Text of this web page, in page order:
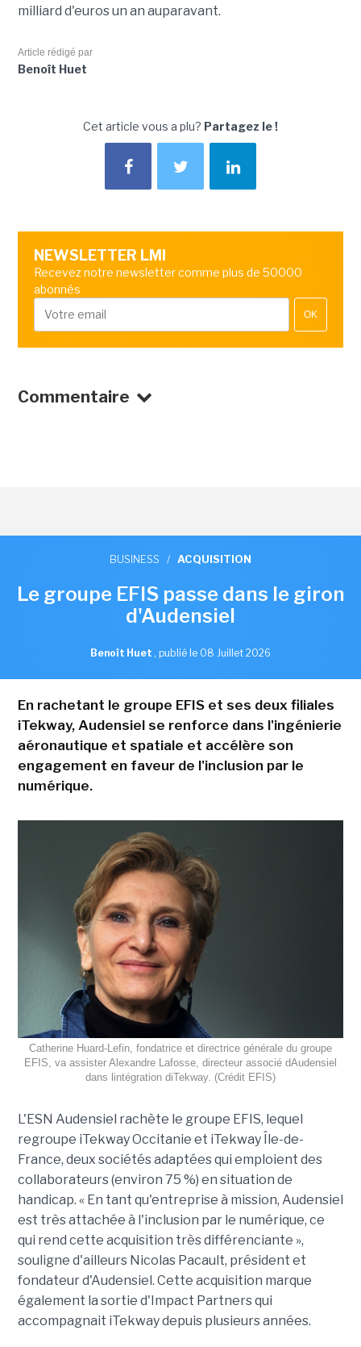
milliard d'euros un an auparavant.
Article rédigé par
Benoît Huet
Cet article vous a plu? Partagez le !
NEWSLETTER LMI
Recevez notre newsletter comme plus de 50000
abonnés
OK
Commentaire
BUSINESS / ACQUISITION
Le groupe EFIS passe dans le giron
d'Audensiel
Benoît Huet , publié le 08 Juillet 2026
En rachetant le groupe EFIS et ses deux filiales
iTekway, Audensiel se renforce dans l'ingénierie
aéronautique et spatiale et accélère son
engagement en faveur de l'inclusion par le
numérique.
Catherine Huard-Lefin, fondatrice et directrice générale du groupe
EFIS, va assister Alexandre Lafosse, directeur associé dAudensiel
dans lintégration diTekway. (Crédit EFIS)
L'ESN Audensiel rachète le groupe EFIS, lequel
regroupe iTekway Occitanie et iTekway Île-de-
France, deux sociétés adaptées qui emploient des
collaborateurs (environ 75 %) en situation de
handicap. « En tant qu'entreprise à mission, Audensiel
est très attachée à l'inclusion par le numérique, ce
qui rend cette acquisition très différenciante »,
souligne d'ailleurs Nicolas Pacault, président et
fondateur d'Audensiel. Cette acquisition marque
également la sortie d'Impact Partners qui
accompagnait iTekway depuis plusieurs années.